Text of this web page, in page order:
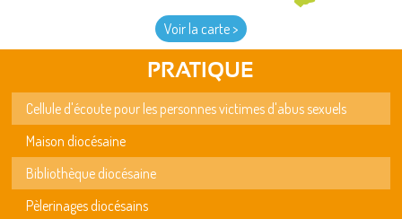
Voir la carte >
PRATIQUE
Cellule d'écoute pour les personnes victimes d'abus sexuels
Maison diocésaine
Bibliothèque diocésaine
Pèlerinages diocésains